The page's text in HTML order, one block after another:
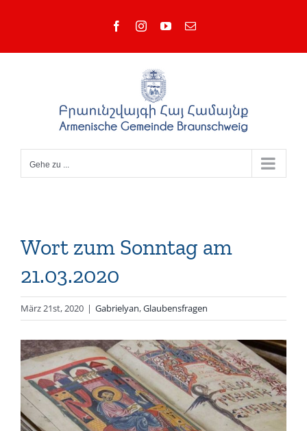
FacebookInstagramYouTube
E-
Gehe zu ...
Wort zum Sonntag am
21.03.2020
März 21st, 2020 | Gabrielyan,Glaubensfragen